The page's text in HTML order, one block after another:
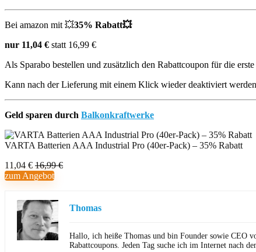
Bei amazon mit 💥35% Rabatt💥
nur 11,04 € statt 16,99 €
Als Sparabo bestellen und zusätzlich den Rabattcoupon für die
Kann nach der Lieferung mit einem Klick wieder deaktiviert
Geld sparen durch Balkonkraftwerke
VARTA Batterien AAA Industrial Pro (40er-Pack) – 35% Rabatt
11,04 € 16,99 €
zum Angebot
Thomas
Hallo, ich heiße Thomas und bin Founder sowie CEO
Rabattcoupons. Jeden Tag suche ich im Internet nach